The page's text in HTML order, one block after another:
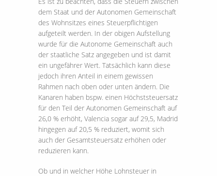
dem Staat und der Autonomen Gemeinschaft
des Wohnsitzes eines Steuerpflichtigen
aufgeteilt werden. In der obigen Aufstellung
wurde für die Autonome Gemeinschaft auch
der staatliche Satz angegeben und ist damit
ein ungefährer Wert. Tatsächlich kann diese
jedoch ihren Anteil in einem gewissen
Rahmen nach oben oder unten ändern. Die
Kanaren haben bspw. einen Höchststeuersatz
für den Teil der Autonomen Gemeinschaft auf
26,0 % erhöht, Valencia sogar auf 29,5, Madrid
hingegen auf 20,5 % reduziert, womit sich
auch der Gesamtsteuersatz erhöhen oder
reduzieren kann.
Ob und in welcher Höhe Lohnsteuer in